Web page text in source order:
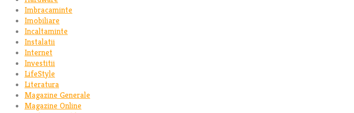
Imbracaminte
Imobiliare
Incaltaminte
Instalatii
Internet
Investitii
LifeStyle
Literatura
Magazine Generale
Magazine Online